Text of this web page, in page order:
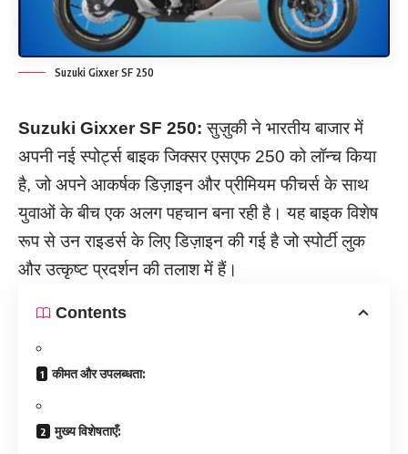
Suzuki Gixxer SF 250
Suzuki Gixxer SF 250:सुज़ुकी ने भारतीय बाजार में
अपनी नई स्पोर्ट्स बाइक जिक्सर एसएफ 250 को लॉन्च किया
है, जो अपने आकर्षक डिज़ाइन और प्रीमियम फीचर्स के साथ
युवाओं के बीच एक अलग पहचान बना रही है। यह बाइक विशेष
रूप से उन राइडर्स के लिए डिज़ाइन की गई है जो स्पोर्टी लुक
और उत्कृष्ट प्रदर्शन की तलाश में हैं।
Contents
कीमत और उपलब्धता:
मुख्य विशेषताएँ: